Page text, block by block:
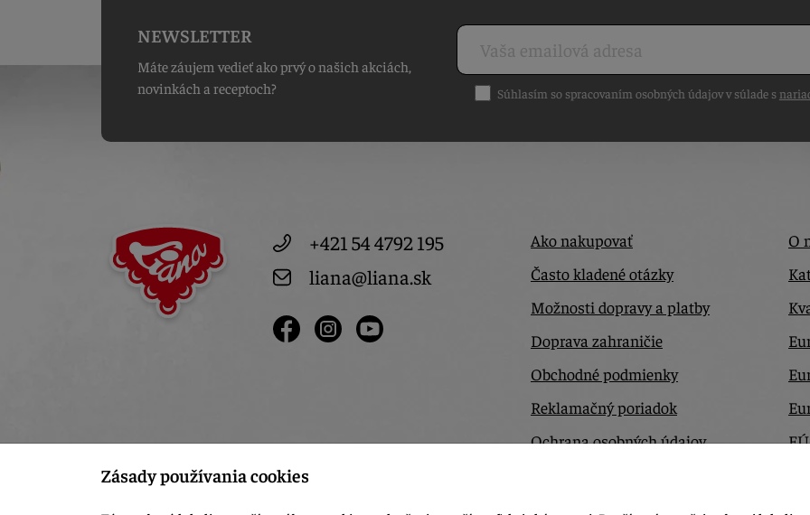
NEWSLETTER
Máte záujem vedieť ako prvý o našich akciách,
novinkách a receptoch?
Súhlasím so spracovaním osobných údajov v súlade s
+421 54 4792 195
liana@liana.sk
Ako nakupovať
Často kladené otázky
Možnosti dopravy a platby
Doprava zahraničie
Obchodné podmienky
Reklamačný poriadok
Ochrana osobných údajov
O
Zásady používania cookies